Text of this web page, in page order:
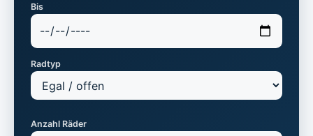
Bis
Radtyp
Anzahl Räder